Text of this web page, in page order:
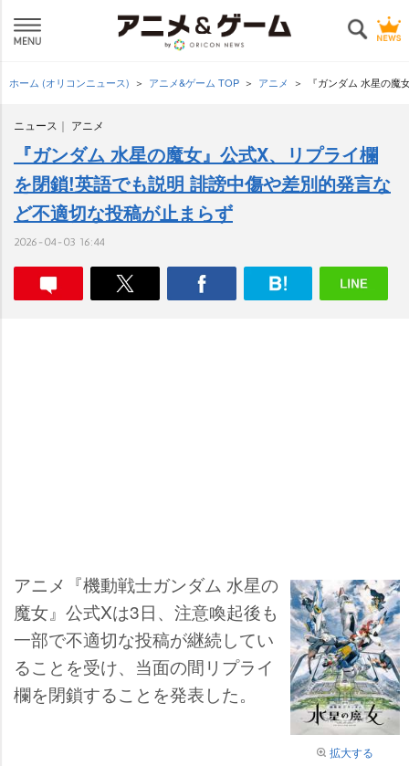
ホーム (オリコンニュース) アニメ&ゲーム TOP アニメ 『ガンダム 水星の
ニュース アニメ
『ガンダム 水星の魔女』公式X、リプライ欄
を閉鎖!英語でも説明 誹謗中傷や差別的発言な
ど不適切な投稿が止まらず
2026-04-03 16:44
拡大する
アニメ『機動戦士ガンダム 水星の
魔女』公式Xは3日、注意喚起後も
一部で不適切な投稿が継続してい
ることを受け、当面の間リプライ
欄を閉鎖することを発表した。